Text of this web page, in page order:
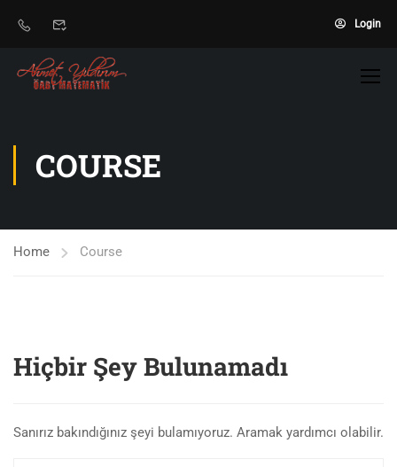
Login
COURSE
Home Course
Hiçbir Şey Bulunamadı
Sanırız bakındığınız şeyi bulamıyoruz. Aramak yardımcı olabilir.